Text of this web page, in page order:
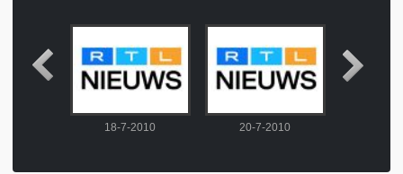
18-7-2010 20-7-2010